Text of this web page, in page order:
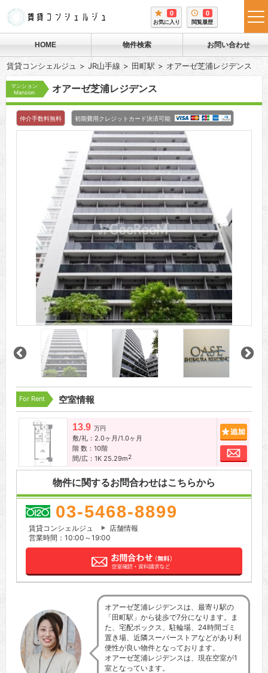
0
お気に入り
0
閲覧履歴
HOME 物件検索 お問い合わせ
賃貸コンシェルジュ JR山手線 田町駅 オアーゼ芝浦レジデンス
マンション
Mansion
オアーゼ芝浦レジデンス
仲介手数料無料 初期費用クレジットカード決済可能
For Rent 空室情報
13.9 万円
敷/礼：2.0ヶ月/1.0ヶ月
階 数：10階
間/広：1K 25.29m2
お問
物件に関するお問合わせはこちらから
03-5468-8899
賃貸コンシェルジュ
店舗情報
営業時間：10:00～19:00
オアーゼ芝浦レジデンスは、最寄り駅の
「田町駅」から徒歩で7分になります。ま
た、宅配ボックス、駐輪場、24時間ゴミ
置き場、近隣スーパーストアなどがあり利
便性が良い物件となっております。
オアーゼ芝浦レジデンスは、現在空室が1
室となっています。